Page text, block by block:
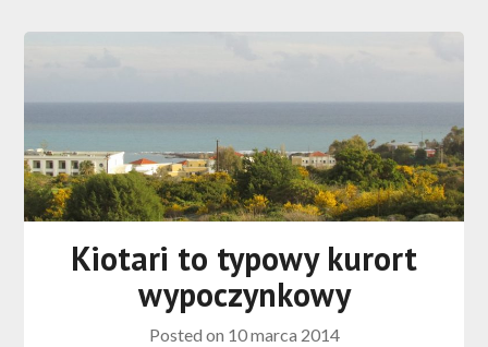
Kiotari to typowy kurort
wypoczynkowy
Posted on 10 marca 2014